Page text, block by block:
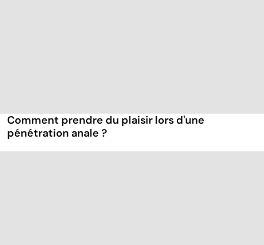
Comment prendre du plaisir lors d'une
pénétration anale ?